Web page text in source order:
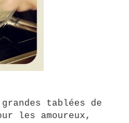
tablées de
les amoureux,